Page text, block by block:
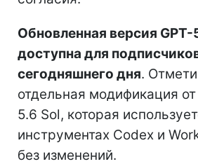
Обновленная версия GPT-
доступна для
сегодняшнего дня.
отдельная модификация
5.6 Sol, которая
инструментах Codex и
без изменений.